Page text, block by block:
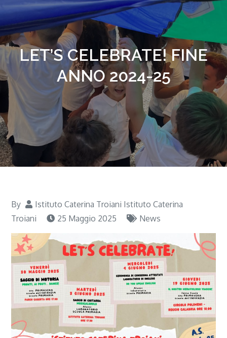
LET’S CELEBRATE! FINE
ANNO 2024-25
By
Istituto Caterina Troiani Istituto Caterina
Troiani
25 Maggio 2025 News